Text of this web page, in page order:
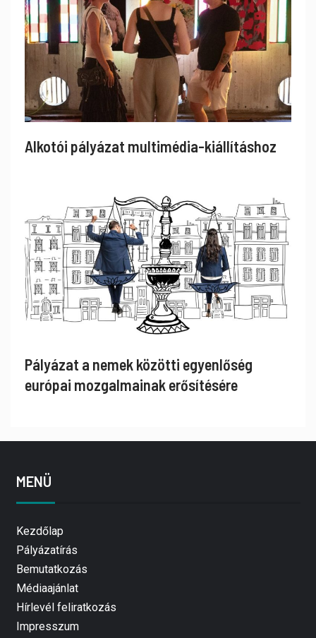
Alkotói pályázat multimédia-kiállításhoz
Pályázat a nemek közötti egyenlőség
európai mozgalmainak erősítésére
MENÜ
Kezdőlap
Pályázatírás
Bemutatkozás
Médiaajánlat
Hírlevél feliratkozás
Impresszum